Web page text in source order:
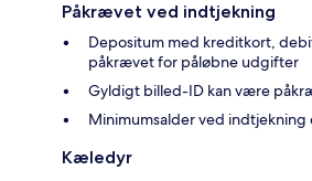
Påkrævet ved indtjekning
Depositum med kreditkort,
påkrævet for påløbne udgifter
Gyldigt billed-ID kan være
Minimumsalder ved indtjekning
Kæledyr